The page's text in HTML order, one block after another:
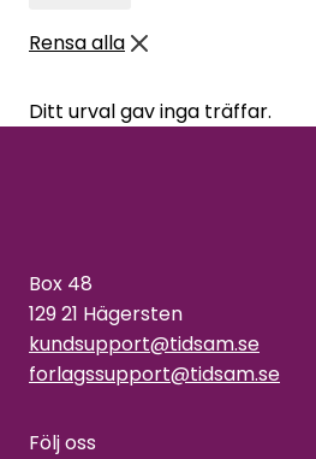
Rensa alla
Ditt urval gav inga träffar.
Box 48
129 21 Hägersten
kundsupport@tidsam.se
forlagssupport@tidsam.se
Följ oss